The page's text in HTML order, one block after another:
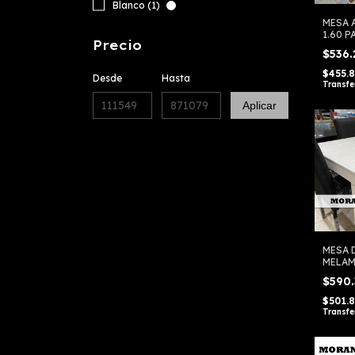
Blanco (1)
Precio
Desde Hasta
Aplicar
MESA
1.60
MESA